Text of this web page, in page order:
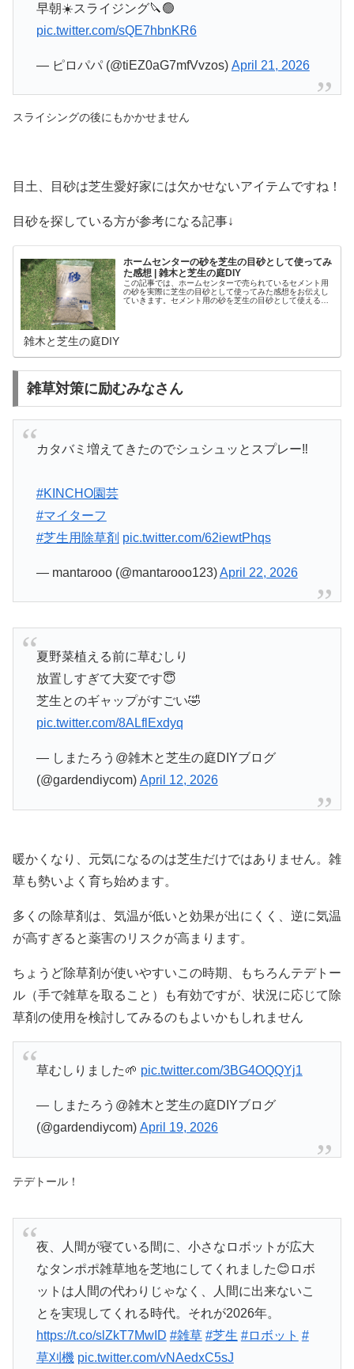
早朝☀️スライジング🔪🟢
pic.twitter.com/sQE7hbnKR6
— ピロパパ (@tiEZ0aG7mfVvzos) April 21, 2026
スライシングの後にもかかせません
目土、目砂は芝生愛好家には欠かせないアイテムですね！
目砂を探している方が参考になる記事↓
ホームセンターの砂を芝生の目砂として使ってみ
た感想 | 雑木と芝生の庭DIY
この記事では、ホームセンターで売られているセメント用
の砂を実際に芝生の目砂として使ってみた感想をお伝えし
ていきます。セメント用の砂を芝生の目砂として使えるの
雑木と芝生の庭DIY
雑草対策に励むみなさん
カタバミ増えてきたのでシュシュッとスプレー‼️
#KINCHO園芸
#マイターフ
#芝生用除草剤 pic.twitter.com/62iewtPhqs
— mantarooo (@mantarooo123)April 22, 2026
夏野菜植える前に草むしり
放置しすぎて大変です😇
芝生とのギャップがすごい🤣
pic.twitter.com/8ALflExdyq
— しまたろう@雑木と芝生の庭DIYブログ
(@gardendiycom) April 12, 2026
暖かくなり、元気になるのは芝生だけではありません。雑
草も勢いよく育ち始めます。
多くの除草剤は、気温が低いと効果が出にくく、逆に気温
が高すぎると薬害のリスクが高まります。
ちょうど除草剤が使いやすいこの時期、もちろんテデトー
ル（手で雑草を取ること）も有効ですが、状況に応じて除
草剤の使用を検討してみるのもよいかもしれません
草むしりました🌱 pic.twitter.com/3BG4OQQYj1
— しまたろう@雑木と芝生の庭DIYブログ
(@gardendiycom) April 19, 2026
テデトール！
夜、人間が寝ている間に、小さなロボットが広大
なタンポポ雑草地を芝地にしてくれました😊ロボ
ットは人間の代わりじゃなく、人間に出来ないこ
とを実現してくれる時代。それが2026年。
https://t.co/slZkT7MwID #雑草 #芝生 #ロボット #
草刈機 pic.twitter.com/vNAedxC5sJ